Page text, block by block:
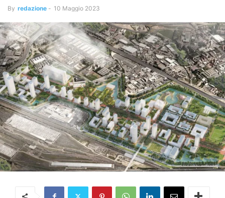
By redazione - 10 Maggio 2023